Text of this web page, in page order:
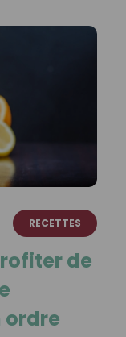
RECETTES
de
ordre